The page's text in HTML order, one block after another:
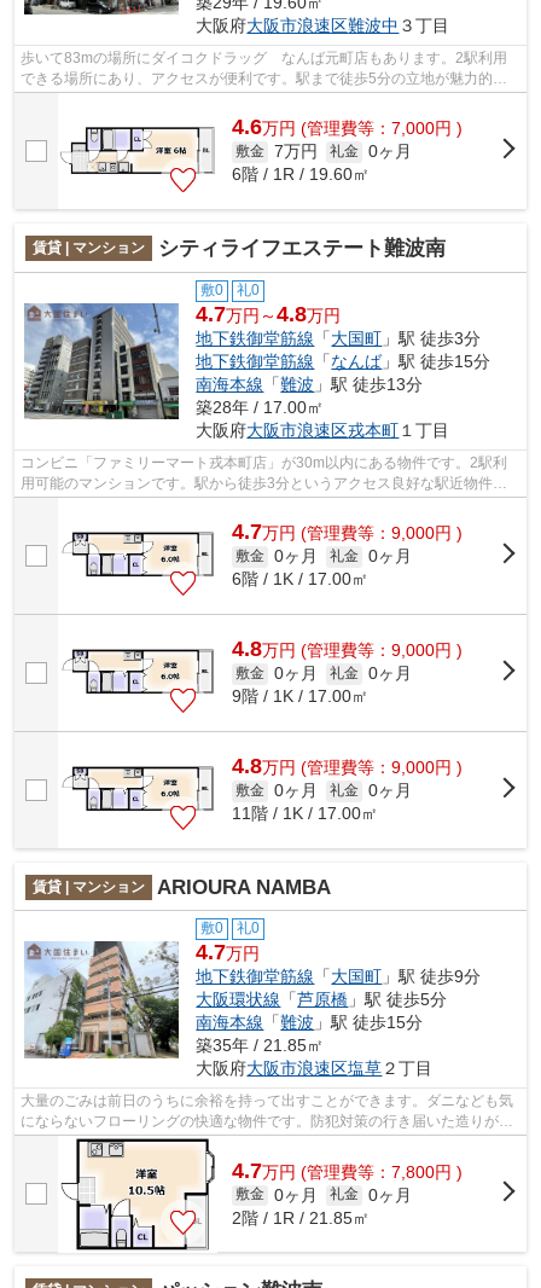
大阪府大阪市浪速区難波中 ３丁目
歩いて83mの場所にダイコクドラッグ なんば元町店もあります。2駅利用
できる場所にあり、アクセスが便利です。駅まで徒歩5分の立地が魅力的
な、利便性の高い物件です。当社イチオシの...
4.6万円 (管理費等：7,000円 )
敷金 7万円 礼金 0ヶ月
6階 / 1R / 19.60㎡
賃貸 | マンション シティライフエステート難波南
敷0 礼0
4.7万円～4.8万円
地下鉄御堂筋線 「大国町 」駅 徒歩3分
地下鉄御堂筋線 「なんば」駅 徒歩15分
南海本線 「難波 」駅 徒歩13分
築28年 / 17.00㎡
大阪府大阪市浪速区戎本町 １丁目
コンビニ「ファミリーマート戎本町店」が30m以内にある物件です。2駅利
用可能のマンションです。駅から徒歩3分というアクセス良好な駅近物件は
いかがですか。共用部には敷地内ごみ置き...
4.7万円 (管理費等：9,000円 )
敷金 0ヶ月 礼金 0ヶ月
6階 / 1K / 17.00㎡
4.8万円 (管理費等：9,000円 )
敷金 0ヶ月 礼金 0ヶ月
9階 / 1K / 17.00㎡
4.8万円 (管理費等：9,000円 )
敷金 0ヶ月 礼金 0ヶ月
11階 / 1K / 17.00㎡
賃貸 | マンション ARIOURA NAMBA
敷0 礼0
4.7万円
地下鉄御堂筋線 「大国町 」駅 徒歩9分
大阪環状線 「芦原橋 」駅 徒歩5分
南海本線 「難波 」駅 徒歩15分
築35年 / 21.85㎡
大阪府大阪市浪速区塩草２丁目
大量のごみは前日のうちに余裕を持って出すことができます。ダニなども気
にならないフローリングの快適な物件です。防犯対策の行き届いた造りがポ
イント。こだわりポイント満載のARIOU...
4.7万円 (管理費等：7,800円 )
敷金 0ヶ月 礼金 0ヶ月
2階 / 1R / 21.85㎡